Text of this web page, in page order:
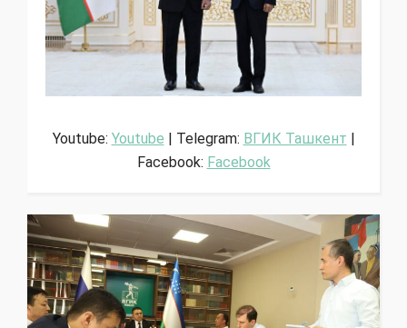
Youtube: Youtube | Telegram: ВГИК Ташкент |
Facebook: Facebook